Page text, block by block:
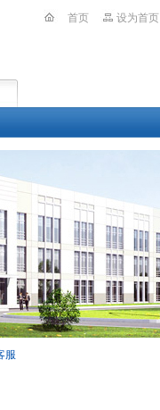
首页 设为首页